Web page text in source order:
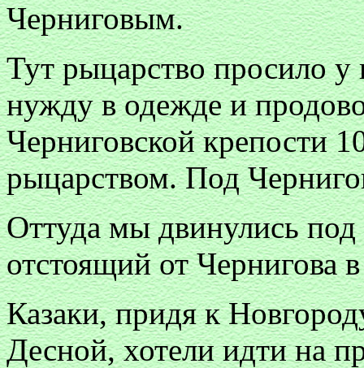
Черниговым.
Тут рыцарство просило у
нужду в одежде и
Черниговской крепости
рыцарством. Под
Оттуда мы двинулись
отстоящий от Чернигова
Казаки, придя к
Десной, хотели идти на